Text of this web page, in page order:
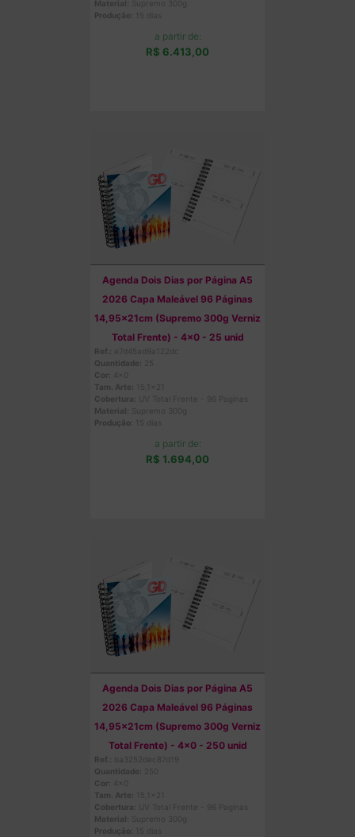
Material: Supremo 300g
Produção:
a partir de:
R$ 6.413,00
Agenda Dois Dias por Página A5
2026 Capa Maleável 96 Páginas
14,95x21cm (Supremo 300g Verniz
Total Frente) - 4x0 - 25 unid
Ref.:
Quantidade:
Cor:
4x0
Tam. Arte: 15,1x21
Cobertura:
Material: Supremo 300g
Produção:
a partir de:
R$ 1.694,00
Agenda Dois Dias por Página A5
2026 Capa Maleável 96 Páginas
14,95x21cm (Supremo 300g Verniz
Total Frente) - 4x0 - 250 unid
Ref.: ba3252dec87d19
Quantidade:
Cor:
4x0
Tam. Arte: 15,1x21
Cobertura:
Material: Supremo 300g
Produção: